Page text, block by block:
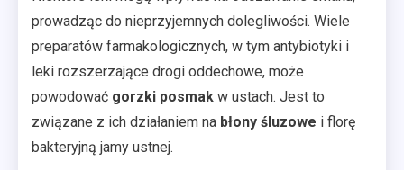
prowadząc do nieprzyjemnych dolegliwości. Wiele
preparatów farmakologicznych, w tym antybiotyki i
leki rozszerzające drogi oddechowe, może
powodować gorzki posmak w ustach. Jest to
związane z ich działaniem na błony śluzowe i florę
bakteryjną jamy ustnej.